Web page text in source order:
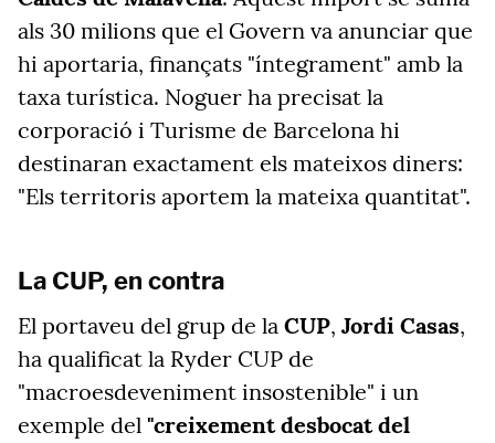
als 30 milions que el Govern va anunciar que
hi aportaria, finançats "íntegrament" amb la
taxa turística. Noguer ha precisat la
corporació i Turisme de Barcelona hi
destinaran exactament els mateixos diners:
"Els territoris aportem la mateixa quantitat".
La CUP, en contra
El portaveu del grup de la CUP, Jordi Casas,
ha qualificat la Ryder CUP de
"macroesdeveniment insostenible" i un
exemple del "creixement desbocat del